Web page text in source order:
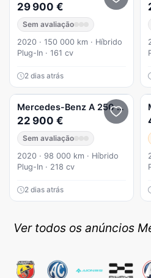
29 900 €
Sem avaliação
2020 · 150 000 km · Híbrido
Plug-In · 161 cv
2 dias atrás
Mercedes-Benz A 250 e 8G-
22 900 €
Sem avaliação
2020 · 98 000 km · Híbrido
Plug-In · 218 cv
2 dias atrás
Ver todos os anúncios